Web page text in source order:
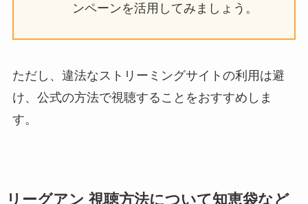
ンペーンを活用してみましょう。
ただし、違法なストリーミングサイトの利用は避
け、公式の方法で視聴することをおすすめしま
す。
リーグアン 視聴方法について知恵袋など